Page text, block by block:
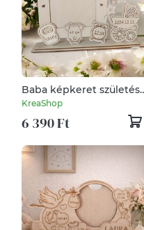
Baba képkeret születési
adatokkal
KreaShop
6 390 Ft